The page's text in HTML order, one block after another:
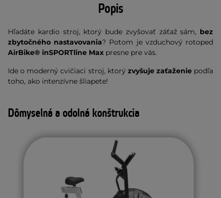
Popis
Hľadáte kardio stroj, ktorý bude zvyšovať záťaž sám, bez
zbytočného nastavovania? Potom je vzduchový rotoped
AirBike® inSPORTline Max presne pre vás.
Ide o moderný cvičiaci stroj, ktorý zvyšuje zaťaženiepodľa
toho, ako intenzívne šliapete!
Dômyselná a odolná konštrukcia